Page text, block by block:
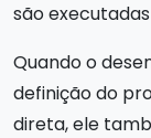
são
Quando o
definição do
direta, ele